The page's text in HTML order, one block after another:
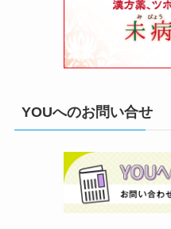
YOUへのお問い合せ